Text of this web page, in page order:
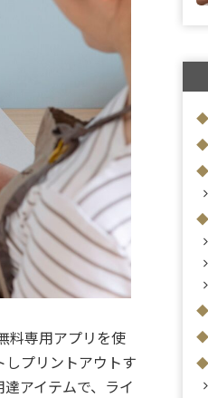
料専用アプリを使
しプリントアウトす
アイテムで、ライ